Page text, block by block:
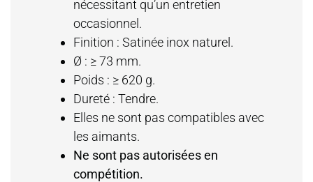
nécessitant qu’un entretien
occasionnel.
Finition : Satinée inox naturel.
Ø : ≥ 73 mm.
Poids : ≥ 620 g.
Dureté : Tendre.
Elles ne sont pas compatibles avec
les aimants.
Ne sont pas autorisées en
compétition.